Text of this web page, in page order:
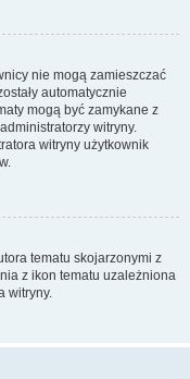
nie mogą zamieszczać
automatycznie
mogą być zamykane z
witryny.
witryny użytkownik
tematu skojarzonymi z
z ikon tematu uzależniona
witryny.